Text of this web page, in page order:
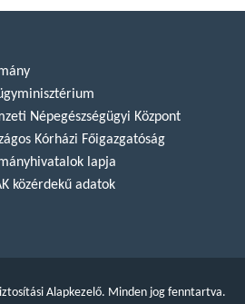
Népegészségügyi Központ
Kórházi Főigazgatóság
lapja
közérdekű adatok
Alapkezelő. Minden jog fenntartva.